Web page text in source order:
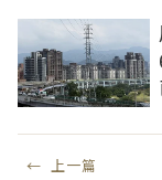
← 上一篇